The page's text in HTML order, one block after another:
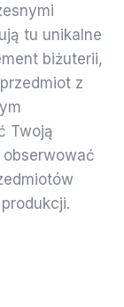
tu unikalne
biżuterii,
z
Twoją